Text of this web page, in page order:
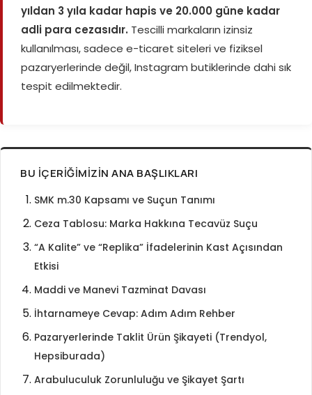
yıldan 3 yıla kadar hapis ve 20.000 güne kadar
adli para cezasıdır. Tescilli markaların izinsiz
kullanılması, sadece e-ticaret siteleri ve fiziksel
pazaryerlerinde değil, Instagram butiklerinde dahi sık
tespit edilmektedir.
BU İÇERIĞIMIZIN ANA BAŞLIKLARI
SMK m.30 Kapsamı ve Suçun Tanımı
Ceza Tablosu: Marka Hakkına Tecavüz Suçu
“A Kalite” ve “Replika” İfadelerinin Kast Açısından
Etkisi
Maddi ve Manevi Tazminat Davası
İhtarnameye Cevap: Adım Adım Rehber
Pazaryerlerinde Taklit Ürün Şikayeti (Trendyol,
Hepsiburada)
Arabuluculuk Zorunluluğu ve Şikayet Şartı